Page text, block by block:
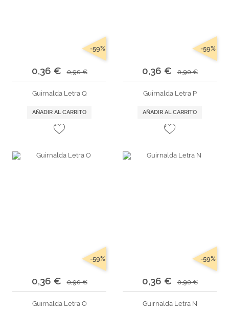
0,36 € 0,90 €
-59%
Guirnalda Letra Q
AÑADIR AL CARRITO
0,36 € 0,90 €
-59%
Guirnalda Letra P
AÑADIR AL CARRITO
0,36 € 0,90 €
-59%
Guirnalda Letra O
0,36 € 0,90 €
-59%
Guirnalda Letra N